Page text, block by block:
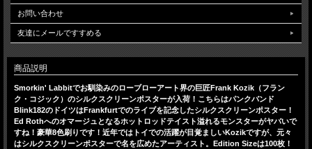
お問い合わせ
友達にメールですすめる
商品説明
Smorkin' Labbitでお馴染みのローブローアート界の巨匠Frank Kozik（フラン
ク・コジック）のシルクスクリーンポスターが入荷！こちらはパンクバンド
Blink182のドイツはFrankfurtでのライブを記念したシルクスクリーンポスター！
Ed Rothへのオマージュとなるホットロッドテイスト溢れるモンスターがヤバいで
すね！豪華8色刷りです！近年ではトイでの活躍が目覚ましいKozikですが、元々
はシルクスクリーンポスターで名を広めたアーティスト。Edition Sizeは100枚！